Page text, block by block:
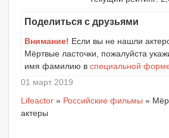
Поделиться с друзьями
Внимание! Если вы не нашли
Мёртвые ласточки, пожалуйста
имя фамилию в специальной
01 март 2019
Lifeactor » Российские фильмы »
актеры